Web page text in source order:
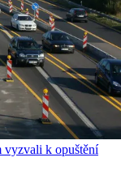
vyzvali k opuštění